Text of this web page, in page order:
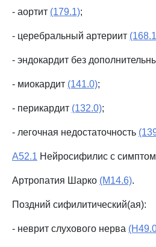
- аортит (179.1);
- церебральный артериит
- эндокардит без
- миокардит (141.0);
- перикардит (132.0);
- легочная недостаточность
A52.1 Нейросифилис с
Артропатия Шарко (M14.6).
Поздний сифилитический(ая):
- неврит слухового нерва